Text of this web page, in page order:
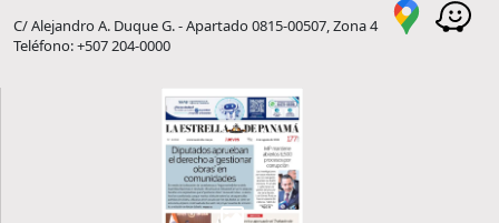
C/ Alejandro A. Duque G. - Apartado 0815-00507, Zona 4
Teléfono: +507 204-0000